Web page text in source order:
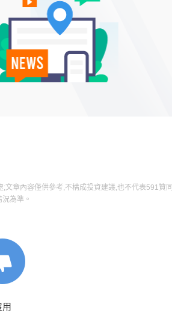
章內容僅供參考,不構成投資建議,也不代表591贊同
為準。
用